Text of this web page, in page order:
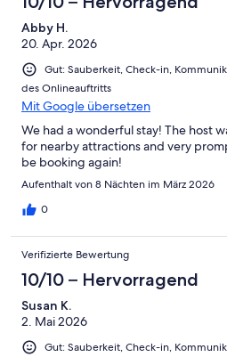
Abby H.
20. Apr. 2026
Gut: Sauberkeit, Check-in,
des Onlineauftritts
Mit Google übersetzen
We had a wonderful stay! The host
for nearby attractions and very
be booking again!
Aufenthalt von 8 Nächten im März 2026
0
Verifizierte Bewertung
10/10 – Hervorragend
Susan K.
2. Mai 2026
Gut: Sauberkeit, Check-in,